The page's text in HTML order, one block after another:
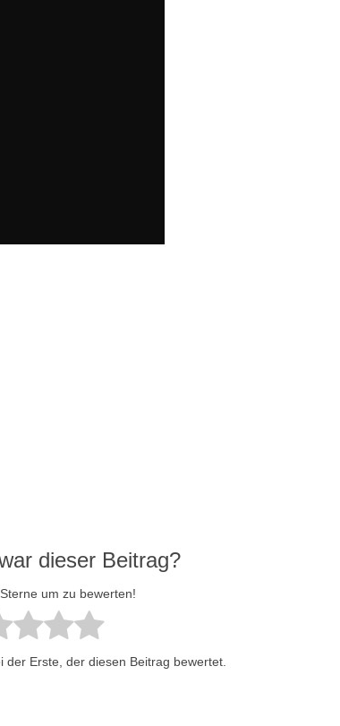
dieser Beitrag?
um zu bewerten!
der Erste, der diesen Beitrag bewertet.